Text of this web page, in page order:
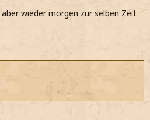
wieder morgen zur selben Zeit